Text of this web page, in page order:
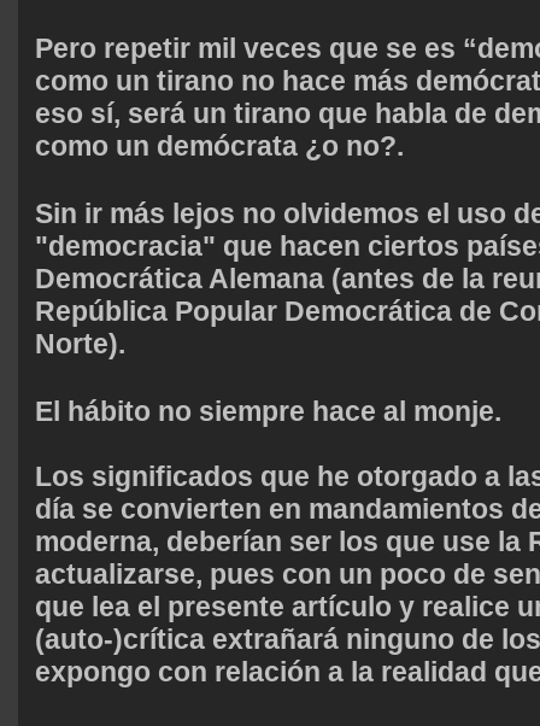
Pero repetir mil veces que se es
como un tirano no hace más
eso sí, será un tirano que habla de
como un demócrata ¿o no?.
Sin ir más lejos no olvidemos el uso
"democracia" que hacen ciertos
Democrática Alemana (antes de la
República Popular Democrática de
Norte).
El hábito no siempre hace al monje.
Los significados que he otorgado a
día se convierten en mandamientos
moderna, deberían ser los que use la
actualizarse, pues con un poco de
que lea el presente artículo y realice
(auto-)crítica extrañará ninguno de
expongo con relación a la realidad